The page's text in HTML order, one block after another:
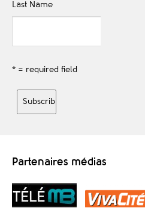
Last Name
* = required field
Partenaires médias